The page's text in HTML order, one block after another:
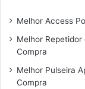
Melhor Access
Melhor Repetidor
Compra
Melhor Pulseira
Compra